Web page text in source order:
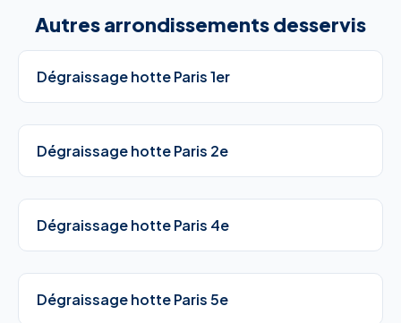
Autres arrondissements desservis
Dégraissage hotte Paris 1er
Dégraissage hotte Paris 2e
Dégraissage hotte Paris 4e
Dégraissage hotte Paris 5e